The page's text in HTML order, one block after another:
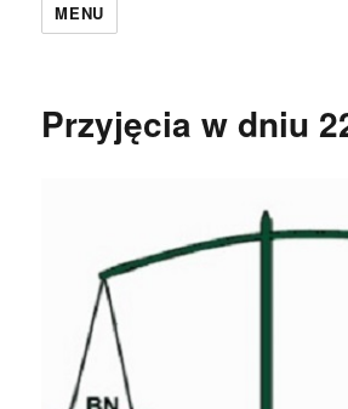
MENU
Przyjęcia w dniu